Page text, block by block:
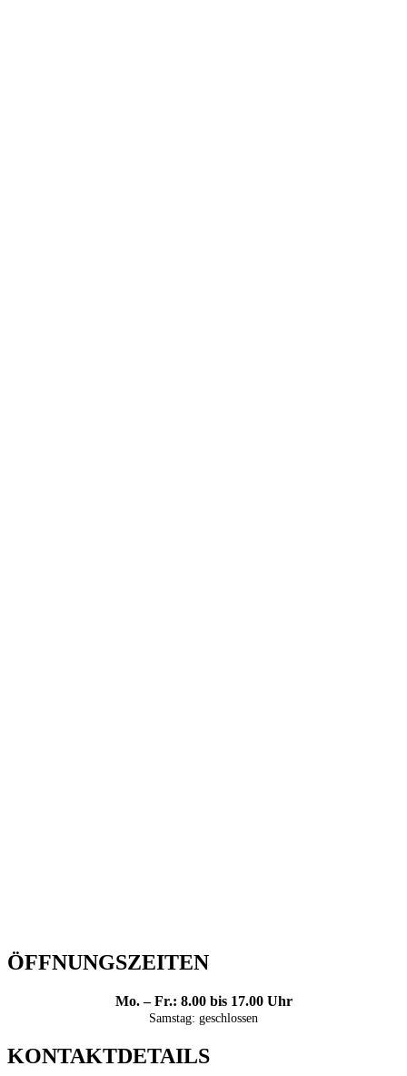
ÖFFNUNGSZEITEN
Mo. – Fr.: 8.00 bis 17.00 Uhr
Samstag: geschlossen
KONTAKTDETAILS